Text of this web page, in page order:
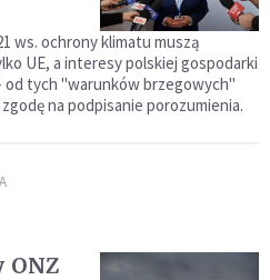
ws. ochrony klimatu muszą
UE, a interesy polskiej gospodarki
od tych "warunków brzegowych"
na podpisanie porozumienia.